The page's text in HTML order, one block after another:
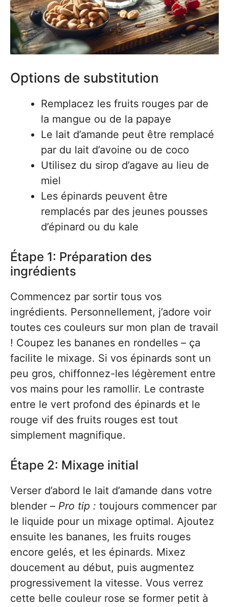
Options de substitution
Remplacez les fruits rouges par de
la mangue ou de la papaye
Le lait d’amande peut être remplacé
par du lait d’avoine ou de coco
Utilisez du sirop d’agave au lieu de
miel
Les épinards peuvent être
remplacés par des jeunes pousses
d’épinard ou du kale
Étape 1: Préparation des
ingrédients
Commencez par sortir tous vos
ingrédients. Personnellement, j’adore voir
toutes ces couleurs sur mon plan de travail
! Coupez les bananes en rondelles – ça
facilite le mixage. Si vos épinards sont un
peu gros, chiffonnez-les légèrement entre
vos mains pour les ramollir. Le contraste
entre le vert profond des épinards et le
rouge vif des fruits rouges est tout
simplement magnifique.
Étape 2: Mixage initial
Verser d’abord le lait d’amande dans votre
blender – Pro tip : toujours commencer par
le liquide pour un mixage optimal. Ajoutez
ensuite les bananes, les fruits rouges
encore gelés, et les épinards. Mixez
doucement au début, puis augmentez
progressivement la vitesse. Vous verrez
cette belle couleur rose se former petit à